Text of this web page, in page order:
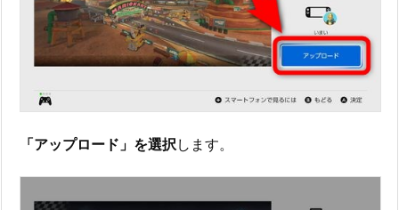
「アップロード」を選択 します。